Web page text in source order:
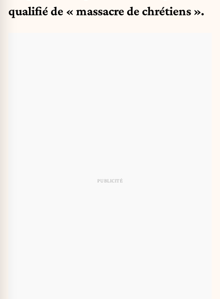
qualifié de « massacre de chrétiens ».